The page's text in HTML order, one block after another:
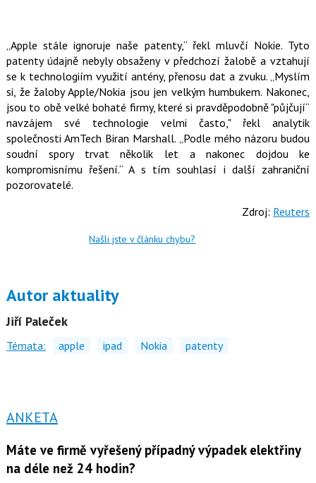
„Apple stále ignoruje naše patenty,“ řekl mluvčí Nokie. Tyto
patenty údajně nebyly obsaženy v předchozí žalobě a vztahují
se k technologiím využití antény, přenosu dat a zvuku. „Myslím
si, že žaloby Apple/Nokia jsou jen velkým humbukem. Nakonec,
jsou to obě velké bohaté firmy, které si pravděpodobně "půjčují“
navzájem své technologie velmi často," řekl analytik
společnosti AmTech Biran Marshall. „Podle mého názoru budou
soudní spory trvat několik let a nakonec dojdou ke
kompromisnímu řešení.“ A s tím souhlasí i další zahraniční
pozorovatelé.
Zdroj: Reuters
Našli jste v článku chybu?
Autor aktuality
Jiří Paleček
Témata: apple ipad Nokia patenty
ANKETA
Máte ve firmě vyřešený případný výpadek elektřiny
na déle než 24 hodin?